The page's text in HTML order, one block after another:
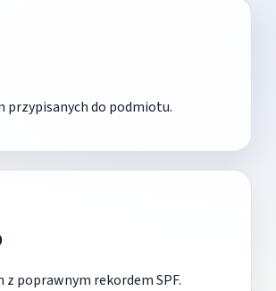
przypisanych do podmiotu.
z poprawnym rekordem SPF.